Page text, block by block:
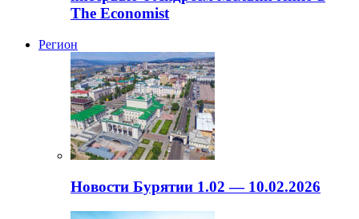
The Economist
Регион
Новости Бурятии 1.02 — 10.02.2026